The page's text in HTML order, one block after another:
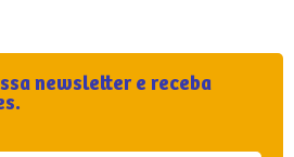
newsletter e receba